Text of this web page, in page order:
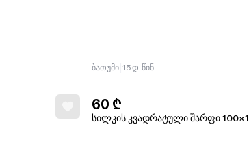
ბათუმი 15 დ. წინ
60 ₾
სილკის კვადრატული შარფი